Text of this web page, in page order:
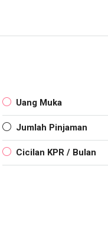
Uang Muka
Jumlah Pinjaman
Cicilan KPR / Bulan